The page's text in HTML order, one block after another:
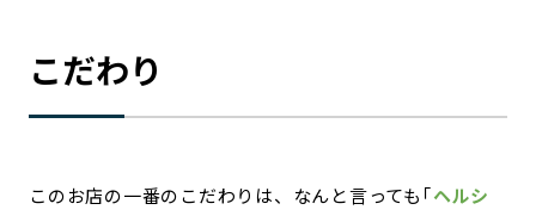
こだわり
このお店の一番のこだわりは、なんと言っても｢ヘルシ